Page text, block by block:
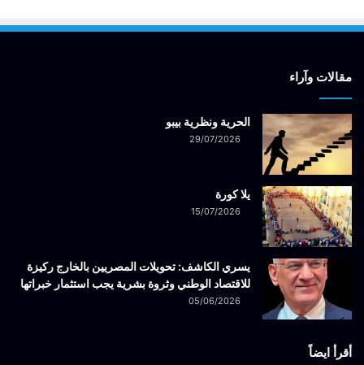
مقالات وآراء
الحرية ونظرية بيبو
29/07/2026
يلا كورة
15/07/2026
يسري الكاشف: تحويلات المصريين بالخارج ركيزة
للاقتصاد الوطني وثروة بشرية يجب استثمار خبراتها
05/06/2026
أقرأ ايضاً